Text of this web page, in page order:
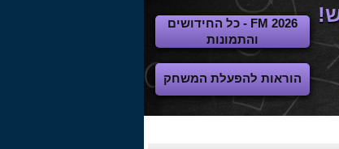
FM 2026 - כל החידושים
והתמונות
הוראות להפעלת המשחק